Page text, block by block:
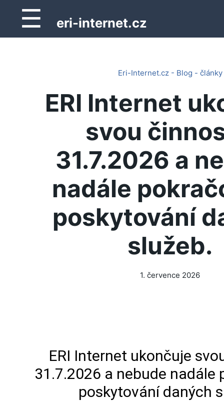
☰ eri-internet.cz
Eri-Internet.cz - Blog - články
ERI Internet
svou
31.7.2026 a
nadále
poskytování
služeb.
1. července 2026
ERI Internet ukončuje
31.7.2026 a nebude nadále
poskytování daných